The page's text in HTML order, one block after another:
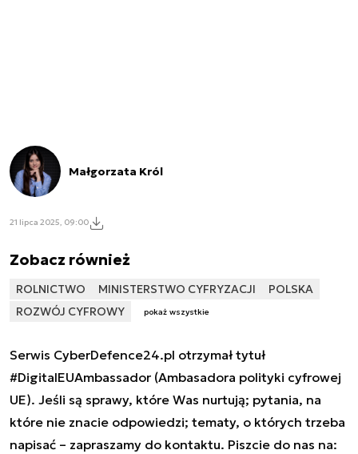
Małgorzata Król
21 lipca 2025, 09:00
Zobacz również
ROLNICTWO MINISTERSTWO CYFRYZACJI
POLSKA
ROZWÓJ CYFROWY
pokaż wszystkie
Serwis CyberDefence24.pl otrzymał tytuł
#DigitalEUAmbassador (Ambasadora polityki cyfrowej
UE). Jeśli są sprawy, które Was nurtują; pytania, na
które nie znacie odpowiedzi; tematy, o których trzeba
napisać – zapraszamy do kontaktu. Piszcie do nas na: